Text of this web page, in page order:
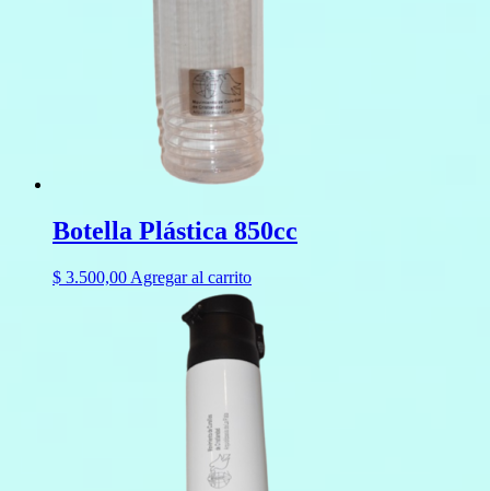
Botella Plástica 850cc
$ 3.500,00 Agregar al carrito